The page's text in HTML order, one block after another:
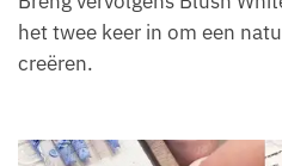
het twee keer in om een
creëren.